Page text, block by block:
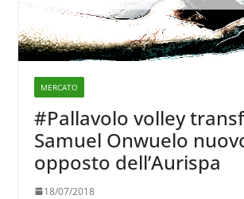
MERCATO
#Pallavolo volley
Samuel Onwuelo
opposto dell’Aurispa
18/07/2018